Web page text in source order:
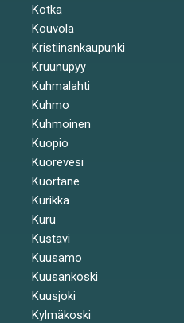
Kotka
Kouvola
Kristiinankaupunki
Kruunupyy
Kuhmalahti
Kuhmo
Kuhmoinen
Kuopio
Kuorevesi
Kuortane
Kurikka
Kuru
Kustavi
Kuusamo
Kuusankoski
Kuusjoki
Kylmäkoski